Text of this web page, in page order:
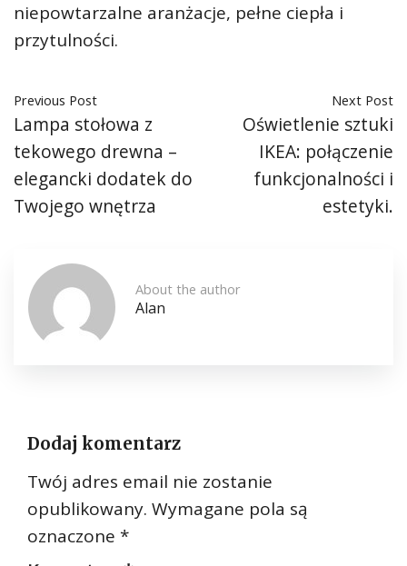
niepowtarzalne aranżacje, pełne ciepła i
przytulności.
Previous Post
Lampa stołowa z
tekowego drewna –
elegancki dodatek do
Twojego wnętrza
Next Post
Oświetlenie sztuki
IKEA: połączenie
funkcjonalności i
estetyki.
About the author
Alan
Dodaj komentarz
Twój adres email nie zostanie
opublikowany. Wymagane pola są
oznaczone *